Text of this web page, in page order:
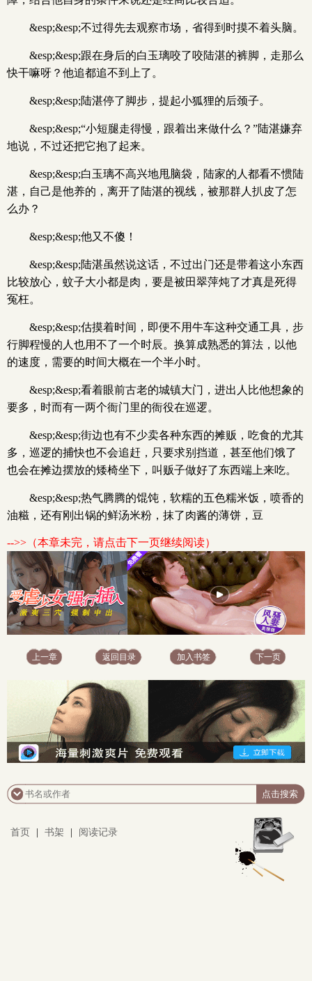
&esp;&esp;不过得先去观察市场，省得到时摸不着头脑。
&esp;&esp;跟在身后的白玉璃咬了咬陆湛的裤脚，走那么
快干嘛呀？他追都追不到上了。
&esp;&esp;陆湛停了脚步，提起小狐狸的后颈子。
&esp;&esp;“小短腿走得慢，跟着出来做什么？”陆湛嫌弃
地说，不过还把它抱了起来。
&esp;&esp;白玉璃不高兴地甩脑袋，陆家的人都看不惯陆
湛，自己是他养的，离开了陆湛的视线，被那群人扒皮了怎
么办？
&esp;&esp;他又不傻！
&esp;&esp;陆湛虽然说这话，不过出门还是带着这小东西
比较放心，蚊子大小都是肉，要是被田翠萍炖了才真是死得
冤枉。
&esp;&esp;估摸着时间，即便不用牛车这种交通工具，步
行脚程慢的人也用不了一个时辰。换算成熟悉的算法，以他
的速度，需要的时间大概在一个半小时。
&esp;&esp;看着眼前古老的城镇大门，进出人比他想象的
要多，时而有一两个衙门里的衙役在巡逻。
&esp;&esp;街边也有不少卖各种东西的摊贩，吃食的尤其
多，巡逻的捕快也不会追赶，只要求别挡道，甚至他们饿了
也会在摊边摆放的矮椅坐下，叫贩子做好了东西端上来吃。
&esp;&esp;热气腾腾的馄饨，软糯的五色糯米饭，喷香的
油糍，还有刚出锅的鲜汤米粉，抹了肉酱的薄饼，豆
-->>（本章未完，请点击下一页继续阅读）
上一章 返回目录 加入书签 下一页
首页 书架 阅读记录